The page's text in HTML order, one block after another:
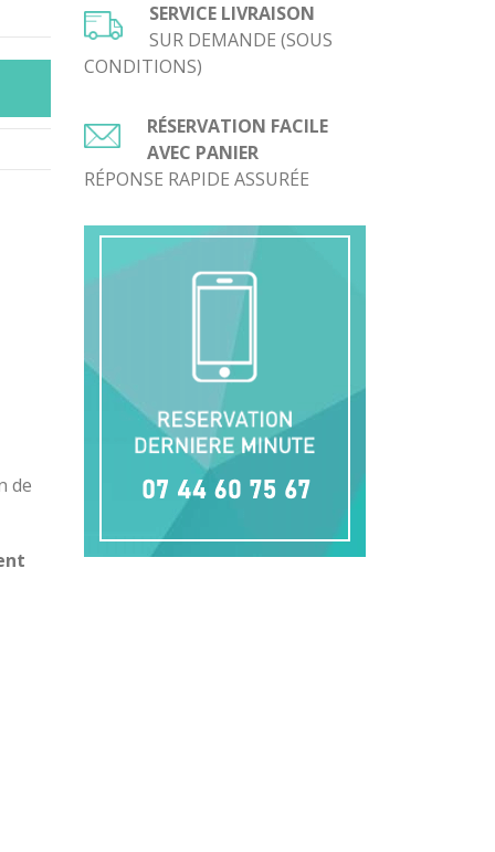
de
SERVICE LIVRAISON
SUR DEMANDE (SOUS
CONDITIONS)
RÉSERVATION FACILE
AVEC PANIER
RÉPONSE RAPIDE ASSURÉE